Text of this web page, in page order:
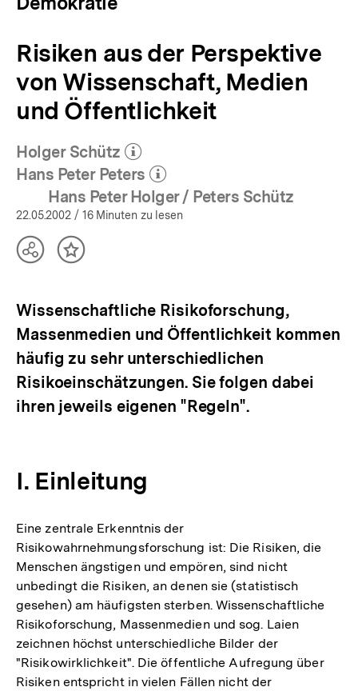
Risiken aus der Perspektive
von Wissenschaft, Medien
und Öffentlichkeit
Holger Schütz
(Mehr zum Autor)
öffnen
Hans Peter Peters
(Mehr zum Autor)
öffnen
Hans Peter Holger / Peters Schütz
22.05.2002 / 16 Minuten zu lesen
TeilenInhalt
Wissenschaftliche Risikoforschung,
Massenmedien und Öffentlichkeit kommen
häufig zu sehr unterschiedlichen
Risikoeinschätzungen. Sie folgen dabei
ihren jeweils eigenen "Regeln".
I. Einleitung
Eine zentrale Erkenntnis der
Risikowahrnehmungsforschung ist: Die Risiken, die
Menschen ängstigen und empören, sind nicht
unbedingt die Risiken, an denen sie (statistisch
gesehen) am häufigsten sterben. Wissenschaftliche
Risikoforschung, Massenmedien und sog. Laien
zeichnen höchst unterschiedliche Bilder der
"Risikowirklichkeit". Die öffentliche Aufregung über
Risiken entspricht in vielen Fällen nicht der